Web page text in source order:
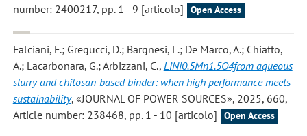
number: 2400217, pp. 1 - 9 [articolo]
Open Access
Falciani, F.; Gregucci, D.; Bargnesi, L.; De Marco, A.; Chiatto,
A.; Lacarbonara, G.; Arbizzani, C., LiNi0.5Mn1.5O4from aqueous
slurry and chitosan-based binder: when high performance meets
sustainability, «JOURNAL OF POWER SOURCES», 2025, 660,
Article number: 238468, pp. 1 - 10 [articolo]
Open Access